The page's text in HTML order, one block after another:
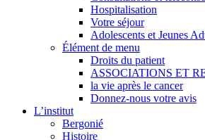
Hospitalisation
Votre séjour
Adolescents et Jeunes
Élément de menu
Droits du patient
ASSOCIATIONS ET
la vie après le cancer
Donnez-nous votre avis
L’institut
Bergonié
Histoire